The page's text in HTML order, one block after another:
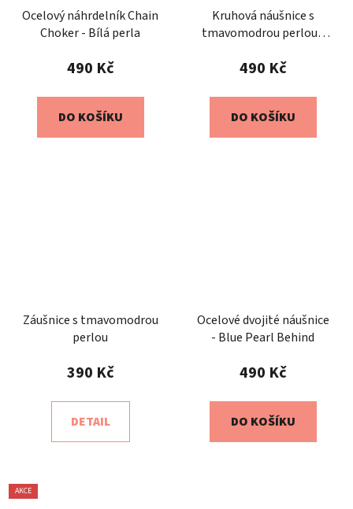
Ocelový náhrdelník Chain
Choker - Bílá perla
490 Kč
DO KOŠÍKU
Kruhová náušnice s
tmavomodrou perlou -
490 Kč
DO KOŠÍKU
Záušnice s tmavomodrou
perlou
390 Kč
DETAIL
Ocelové dvojité náušnice
- Blue Pearl Behind
490 Kč
DO KOŠÍKU
AKCE